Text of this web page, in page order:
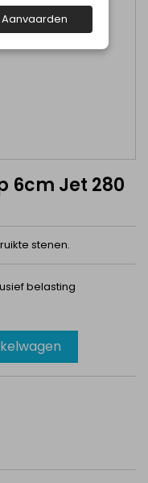
6cm Jet 280
stenen.
belasting
Aanvaarden